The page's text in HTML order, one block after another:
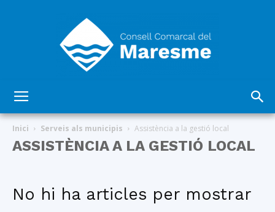
Inici Serveis als municipis Assistència a la gestió local
ASSISTÈNCIA A LA GESTIÓ LOCAL
No hi ha articles per mostrar